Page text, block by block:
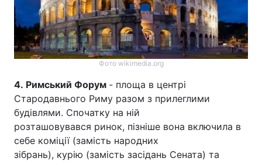
Фото wikimedia.org
4. Римський Форум - площа в центрі
Стародавнього Риму разом з прилеглими
будівлями. Спочатку на ній
розташовувався ринок, пізніше вона включила в
себе коміції (замість народних
зібрань), курію (замість засідань Сената) та